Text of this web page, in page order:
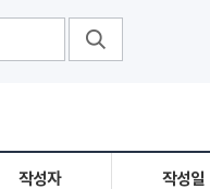
작성자 작성일